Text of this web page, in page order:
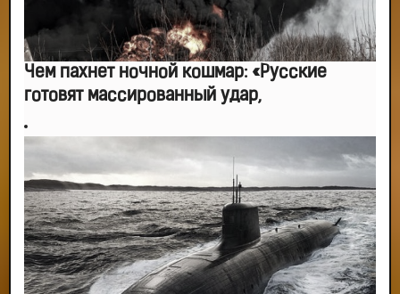
Чем пахнет ночной кошмар: «Русские
готовят массированный удар,